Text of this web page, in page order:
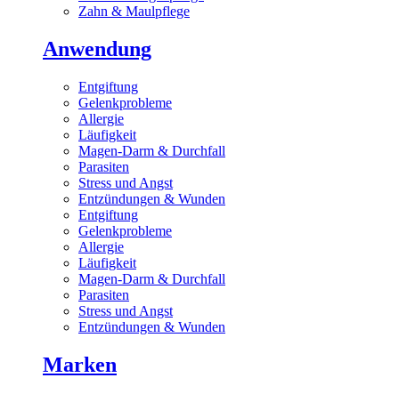
Zahn & Maulpflege
Anwendung
Entgiftung
Gelenkprobleme
Allergie
Läufigkeit
Magen-Darm & Durchfall
Parasiten
Stress und Angst
Entzündungen & Wunden
Entgiftung
Gelenkprobleme
Allergie
Läufigkeit
Magen-Darm & Durchfall
Parasiten
Stress und Angst
Entzündungen & Wunden
Marken